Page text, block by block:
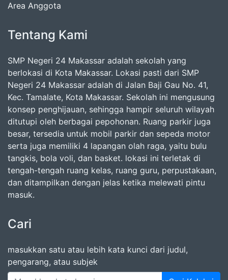
Area Anggota
Tentang Kami
SMP Negeri 24 Makassar adalah sekolah yang
berlokasi di Kota Makassar. Lokasi pasti dari SMP
Negeri 24 Makassar adalah di Jalan Baji Gau No. 41,
Kec. Tamalate, Kota Makassar. Sekolah ini mengusung
konsep penghijauan, sehingga hampir seluruh wilayah
ditutupi oleh berbagai pepohonan. Ruang parkir juga
besar, tersedia untuk mobil parkir dan sepeda motor
serta juga memiliki 4 lapangan olah raga, yaitu bulu
tangkis, bola voli, dan basket. lokasi ini terletak di
tengah-tengah ruang kelas, ruang guru, perpustakaan,
dan ditampilkan dengan jelas ketika melewati pintu
masuk.
Cari
masukkan satu atau lebih kata kunci dari judul,
pengarang, atau subjek